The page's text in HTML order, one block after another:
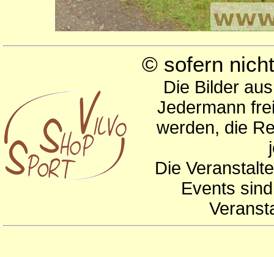
© sofern
Die Bilder
Jedermann
werden, die
Die
Events